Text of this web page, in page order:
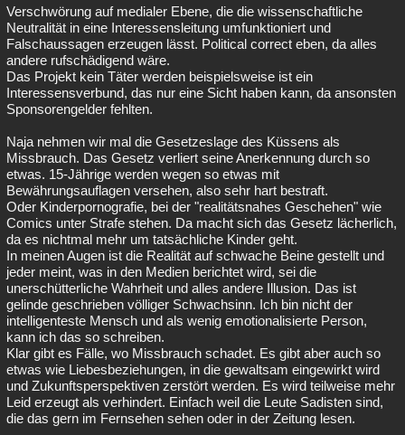
Verschwörung auf medialer Ebene, die die wissenschaftliche
Neutralität in eine Interessensleitung umfunktioniert und
Falschaussagen erzeugen lässt. Political correct eben, da alles
andere rufschädigend wäre.
Das Projekt kein Täter werden beispielsweise ist ein
Interessensverbund, das nur eine Sicht haben kann, da ansonsten
Sponsorengelder fehlten.
Naja nehmen wir mal die Gesetzeslage des Küssens als
Missbrauch. Das Gesetz verliert seine Anerkennung durch so
etwas. 15-Jährige werden wegen so etwas mit
Bewährungsauflagen versehen, also sehr hart bestraft.
Oder Kinderpornografie, bei der "realitätsnahes Geschehen" wie
Comics unter Strafe stehen. Da macht sich das Gesetz lächerlich,
da es nichtmal mehr um tatsächliche Kinder geht.
In meinen Augen ist die Realität auf schwache Beine gestellt und
jeder meint, was in den Medien berichtet wird, sei die
unerschütterliche Wahrheit und alles andere Illusion. Das ist
gelinde geschrieben völliger Schwachsinn. Ich bin nicht der
intelligenteste Mensch und als wenig emotionalisierte Person,
kann ich das so schreiben.
Klar gibt es Fälle, wo Missbrauch schadet. Es gibt aber auch so
etwas wie Liebesbeziehungen, in die gewaltsam eingewirkt wird
und Zukunftsperspektiven zerstört werden. Es wird teilweise mehr
Leid erzeugt als verhindert. Einfach weil die Leute Sadisten sind,
die das gern im Fernsehen sehen oder in der Zeitung lesen.